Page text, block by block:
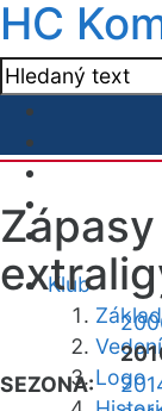
HC
Klub
Logo
Zápasy
SEZONA: